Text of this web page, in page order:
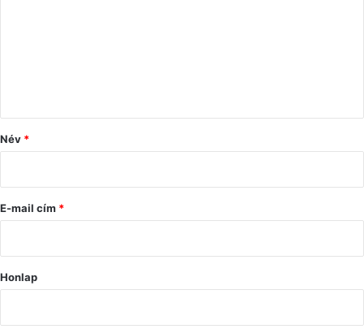
ó
s
Név *
E-mail cím *
Honlap